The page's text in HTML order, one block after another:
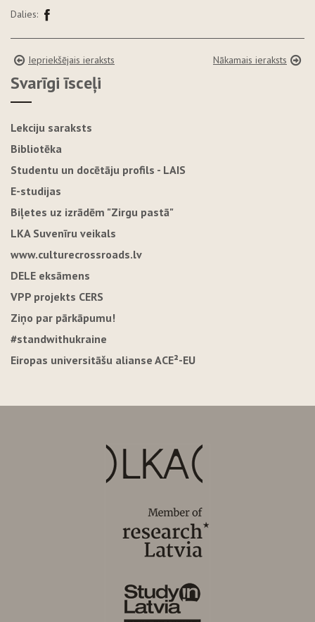
Dalies:
Iepriekšējais ieraksts Nākamais ieraksts
Svarīgi īsceļi
Lekciju saraksts
Bibliotēka
Studentu un docētāju profils - LAIS
E-studijas
Biļetes uz izrādēm "Zirgu pastā"
LKA Suvenīru veikals
www.culturecrossroads.lv
DELE eksāmens
VPP projekts CERS
Ziņo par pārkāpumu!
#standwithukraine
Eiropas universitāšu alianse ACE²-EU